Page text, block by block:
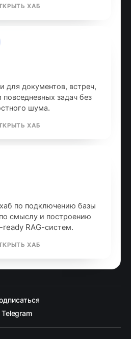
ХАБ
для документов, встреч,
задач без
шума.
ХАБ
по подключению базы
смыслу и построению
RAG-систем.
ХАБ
Telegram